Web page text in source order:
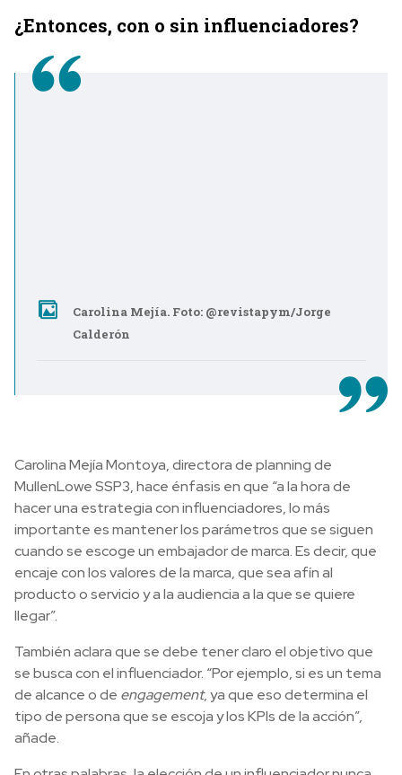
¿Entonces, con o sin influenciadores?
Carolina Mejía. Foto: @revistapym/Jorge
Calderón
Carolina Mejía Montoya, directora de planning de
MullenLowe SSP3, hace énfasis en que “a la hora de
hacer una estrategia con influenciadores, lo más
importante es mantener los parámetros que se siguen
cuando se escoge un embajador de marca. Es decir, que
encaje con los valores de la marca, que sea afín al
producto o servicio y a la audiencia a la que se quiere
llegar”.
También aclara que se debe tener claro el objetivo que
se busca con el influenciador. “Por ejemplo, si es un tema
de alcance o de engagement, ya que eso determina el
tipo de persona que se escoja y los KPIs de la acción”,
añade.